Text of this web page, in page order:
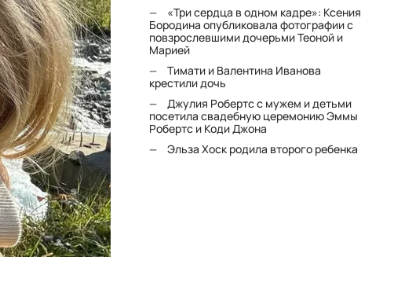
«Три сердца в одном кадре»: Ксения
Бородина опубликовала фотографии с
повзрослевшими дочерьми Теоной и
Марией
Тимати и Валентина Иванова
крестили дочь
Джулия Робертс с мужем и детьми
посетила свадебную церемонию Эммы
Робертс и Коди Джона
Эльза Хоск родила второго ребенка